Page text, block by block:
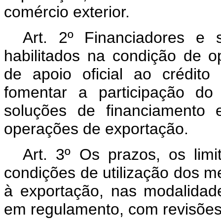
comércio exterior.
Art. 2º Financiadores e
habilitados na condição de
de apoio oficial ao
fomentar a participação
soluções de
operações de exportação.
Art. 3º Os prazos, os
condições de utilização dos
à exportação, nas
em regulamento, com